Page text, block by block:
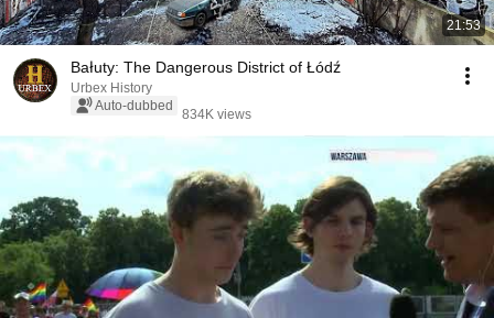
21:53
Bałuty: The Dangerous District of Łódź
Urbex History
Auto-dubbed
834K views